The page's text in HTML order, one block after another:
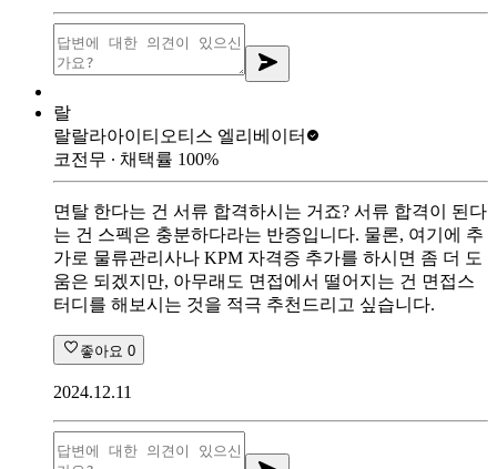
랄
랄랄라아이티 오티스 엘리베이터
코전무 ∙ 채택률 100%
면탈 한다는 건 서류 합격하시는 거죠? 서류 합격이 된다
는 건 스펙은 충분하다라는 반증입니다. 물론, 여기에 추
가로 물류관리사나 KPM 자격증 추가를 하시면 좀 더 도
움은 되겠지만, 아무래도 면접에서 떨어지는 건 면접스
터디를 해보시는 것을 적극 추천드리고 싶습니다.
좋아요 0
2024.12.11